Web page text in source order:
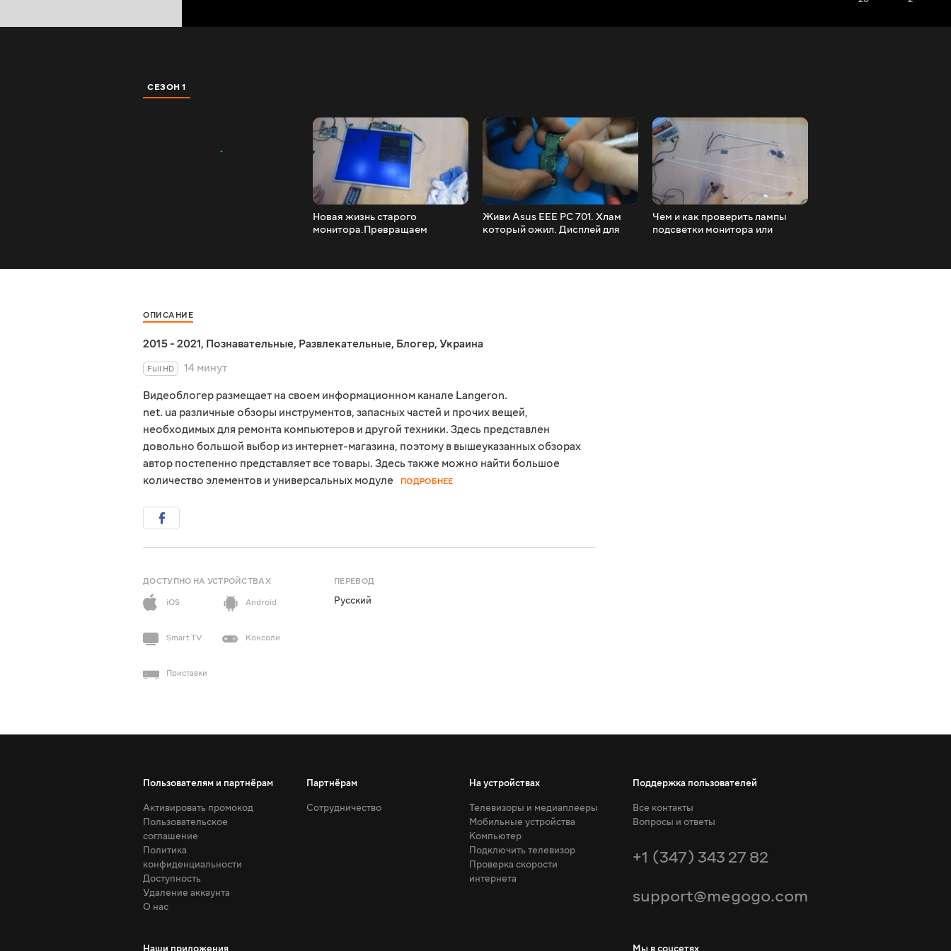
СЕЗОН 1
Новая жизнь старого
монитора.Превращаем
DVB-S2.
Живи Asus EEE PC 701. Хлам
который ожил. Дисплей для
Чем и как проверить лампы
подсветки монитора или
ОПИСАНИЕ
2015 - 2021, Познавательные, Развлекательные, Блогер, Украина
Full HD
14 минут
Видеоблогер размещает на своем информационном канале Langeron.
net. ua различные обзоры инструментов, запасных частей и прочих вещей,
необходимых для ремонта компьютеров и другой техники. Здесь представлен
довольно большой выбор из интернет-магазина, поэтому в вышеуказанных обзорах
автор постепенно представляет все товары. Здесь также можно найти большое
количество элементов и универсальных модуле
ПОДРОБНЕЕ
ДОСТУПНО НА УСТРОЙСТВАХ
iOS
Android
Smart TV Консоли
Приставки
ПЕРЕВОД
Русский
Пользователям и партнёрам
Активировать промокод
Пользовательское
соглашение
Политика
конфиденциальности
Доступность
Удаление аккаунта
О нас
Партнёрам
Сотрудничество
На устройствах
Телевизоры и медиаплееры
Мобильные устройства
Компьютер
Подключить телевизор
Проверка скорости
интернета
Поддержка пользователей
Все контакты
Вопросы и ответы
+1 (347) 343 27 82
support@megogo.com